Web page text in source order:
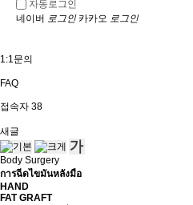
자동로그인
네이버 로그인 카카오 로그인
1:1문의
FAQ
접속자 38
새글
Body Surgery
การฉีดไขมันหลังมือ
HAND
FAT GRAFT